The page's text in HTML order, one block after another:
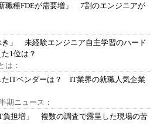
職種FDEが需要増」 7割のエンジニアが
き」 未経験エンジニア自主学習のハード
1位は？
は：
たITベンダーは？ IT業界の就職人気企業
期ニュース：
負担増」 複数の調査で露呈した現場の苦